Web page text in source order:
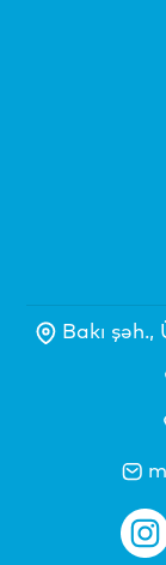
Bakı